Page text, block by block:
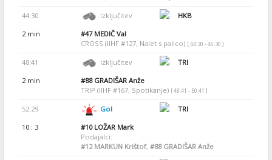
44:30 Izključitev
HKB
2 min
#47MEDIČ Val
CROSS (IIHF #127, Nalet s palico) [ 44:30 - 46:30 ]
48:41 Izključitev
TRI
2 min
#88GRADIŠAR Anže
TRIP (IIHF #167, Spotikanje) [ 48:41 - 50:41 ]
52:29 Gol
TRI
10 : 3
#10LOŽAR Mark
Podajalci:
#12MARKUN Krištof, #88GRADIŠAR Anže